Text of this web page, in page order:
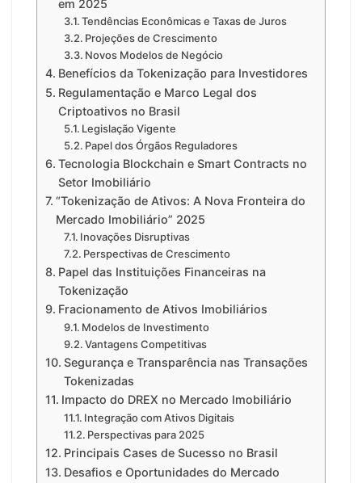
em 2025
Tendências Econômicas e Taxas de Juros
Projeções de Crescimento
Novos Modelos de Negócio
Benefícios da Tokenização para Investidores
Regulamentação e Marco Legal dos
Criptoativos no Brasil
Legislação Vigente
Papel dos Órgãos Reguladores
Tecnologia Blockchain e Smart Contracts no
Setor Imobiliário
“Tokenização de Ativos: A Nova Fronteira do
Mercado Imobiliário” 2025
Inovações Disruptivas
Perspectivas de Crescimento
Papel das Instituições Financeiras na
Tokenização
Fracionamento de Ativos Imobiliários
Modelos de Investimento
Vantagens Competitivas
Segurança e Transparência nas Transações
Tokenizadas
Impacto do DREX no Mercado Imobiliário
Integração com Ativos Digitais
Perspectivas para 2025
Principais Cases de Sucesso no Brasil
Desafios e Oportunidades do Mercado